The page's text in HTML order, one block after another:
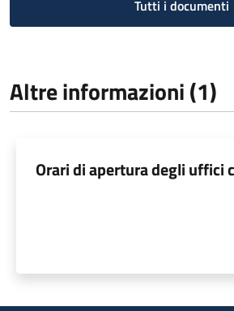
Tutti i documenti
Altre informazioni (1)
Orari di apertura degli uffici